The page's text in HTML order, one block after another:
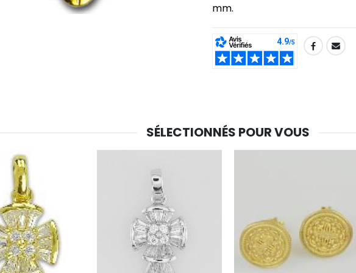
-20%
€12.00
-20%
€21.90
-20%
mm.
SHARE:
SÉLECTIONNÉS POUR VOUS